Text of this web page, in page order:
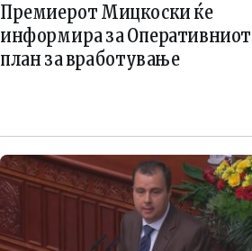
Премиерот Мицкоски ќе
информира за Оперативниот
план за вработување